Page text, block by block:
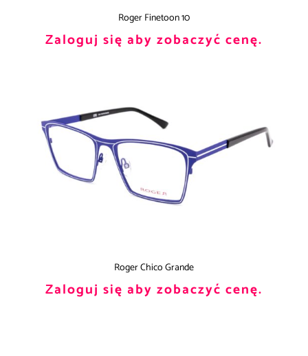
Roger Finetoon 10
Zaloguj się aby zobaczyć cenę.
Roger Chico Grande
Zaloguj się aby zobaczyć cenę.